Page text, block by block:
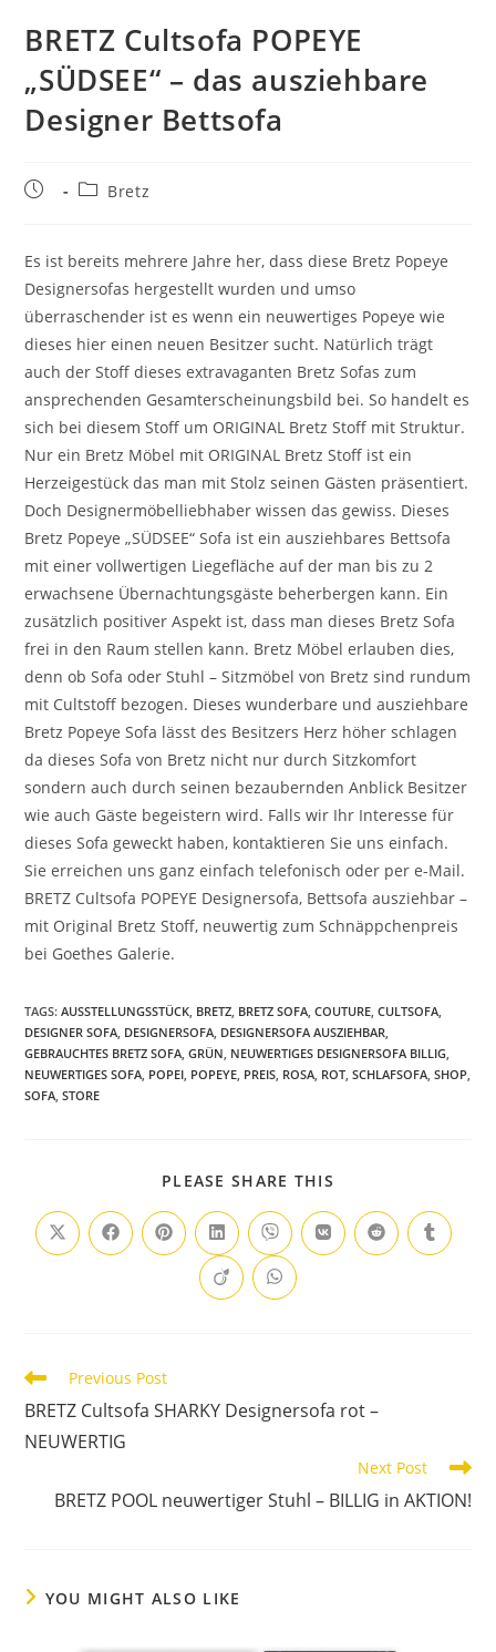
BRETZ Cultsofa POPEYE
„SÜDSEE“ – das ausziehbare
Designer Bettsofa
Bretz
Es ist bereits mehrere Jahre her, dass diese Bretz Popeye
Designersofas hergestellt wurden und umso
überraschender ist es wenn ein neuwertiges Popeye wie
dieses hier einen neuen Besitzer sucht. Natürlich trägt
auch der Stoff dieses extravaganten Bretz Sofas zum
ansprechenden Gesamterscheinungsbild bei. So handelt es
sich bei diesem Stoff um ORIGINAL Bretz Stoff mit Struktur.
Nur ein Bretz Möbel mit ORIGINAL Bretz Stoff ist ein
Herzeigestück das man mit Stolz seinen Gästen präsentiert.
Doch Designermöbelliebhaber wissen das gewiss. Dieses
Bretz Popeye „SÜDSEE“ Sofa ist ein ausziehbares Bettsofa
mit einer vollwertigen Liegefläche auf der man bis zu 2
erwachsene Übernachtungsgäste beherbergen kann. Ein
zusätzlich positiver Aspekt ist, dass man dieses Bretz Sofa
frei in den Raum stellen kann. Bretz Möbel erlauben dies,
denn ob Sofa oder Stuhl – Sitzmöbel von Bretz sind rundum
mit Cultstoff bezogen. Dieses wunderbare und ausziehbare
Bretz Popeye Sofa lässt des Besitzers Herz höher schlagen
da dieses Sofa von Bretz nicht nur durch Sitzkomfort
sondern auch durch seinen bezaubernden Anblick Besitzer
wie auch Gäste begeistern wird. Falls wir Ihr Interesse für
dieses Sofa geweckt haben, kontaktieren Sie uns einfach.
Sie erreichen uns ganz einfach telefonisch oder per e-Mail.
BRETZ Cultsofa POPEYE Designersofa, Bettsofa ausziehbar –
mit Original Bretz Stoff, neuwertig zum Schnäppchenpreis
bei Goethes Galerie.
TAGS:AUSSTELLUNGSSTÜCK BRETZ BRETZ SOFA COUTURE CULTSOFA
DESIGNER SOFA DESIGNERSOFA DESIGNERSOFA AUSZIEHBAR
GEBRAUCHTES BRETZ SOFA GRÜN NEUWERTIGES DESIGNERSOFA BILLIG
NEUWERTIGES SOFA POPEI POPEYE PREIS ROSA ROT SCHLAFSOFA SHOP
SOFA STORE
PLEASE SHARE THIS
Previous Post
BRETZ Cultsofa SHARKY Designersofa rot –
NEUWERTIG
Next Post
BRETZ POOL neuwertiger Stuhl – BILLIG in AKTION!
YOU MIGHT ALSO LIKE